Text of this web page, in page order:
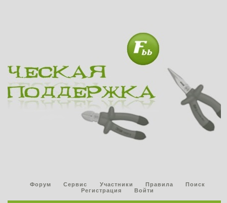
Форум Сервис Участники Правила
Поиск
Регистрация
Войти